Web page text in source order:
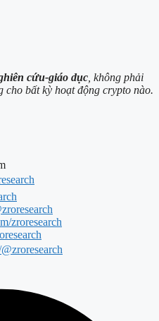
cứu-giáo dục , không phải
bất kỳ hoạt động crypto nào.
zroresearch